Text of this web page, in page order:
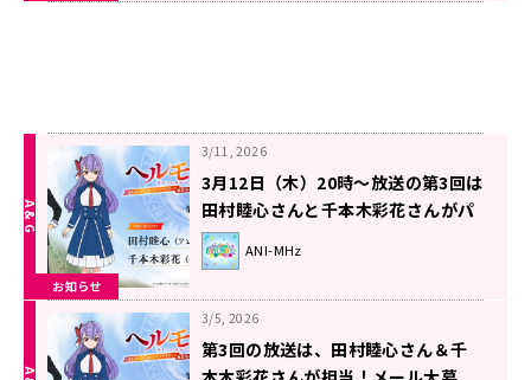
お知らせ
3/11, 2026
3月12日（木）20時～放送の第3回は
田村睦心さんと千本木彩花さんがパ
ーソナリティを担当！『ラジオ「ヘ
ルモード」～おしゃべり好きのパー
する～』！
ANI-MHz
3/5, 2026
第3回の放送は、田村睦心さん＆千